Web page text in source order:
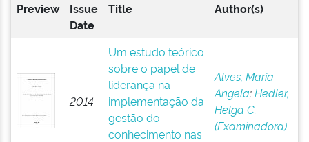
Preview
Issue
Date
Title Author(s)
2014
Um estudo teórico
sobre o papel de
liderança na
implementação da
gestão do
conhecimento nas
Alves, Maria
Angela;Hedler,
Helga C.
(Examinadora)